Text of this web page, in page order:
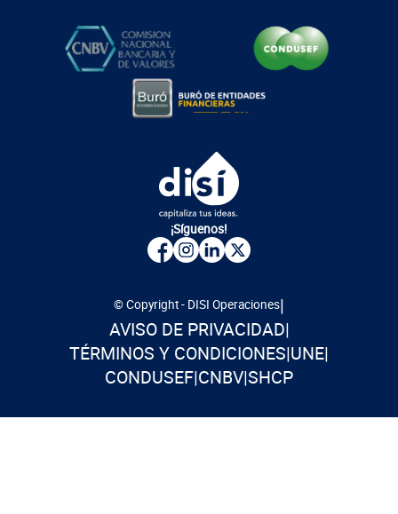
¡Síguenos!
© Copyright - DISI Operaciones|
AVISO DE PRIVACIDAD|
TÉRMINOS Y CONDICIONES|UNE|
CONDUSEF|CNBV|SHCP